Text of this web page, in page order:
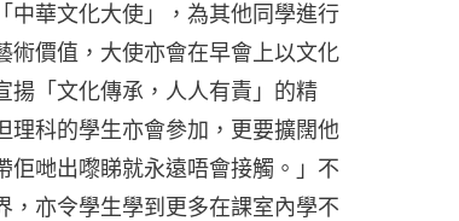
中華文化大使」，為其他同學進行
術價值，大使亦會在早會上以文化
揚「文化傳承，人人有責」的精
理科的學生亦會參加，更要擴闊他
佢哋出嚟睇就永遠唔會接觸。」不
，亦令學生學到更多在課室內學不